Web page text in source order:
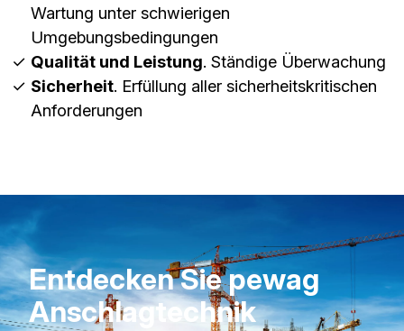
Wartung unter schwierigen
Umgebungsbedingungen
Qualität und Leistung. Ständige Überwachung
Sicherheit. Erfüllung aller sicherheitskritischen
Anforderungen
Entdecken Sie pewag
Anschlagtechnik